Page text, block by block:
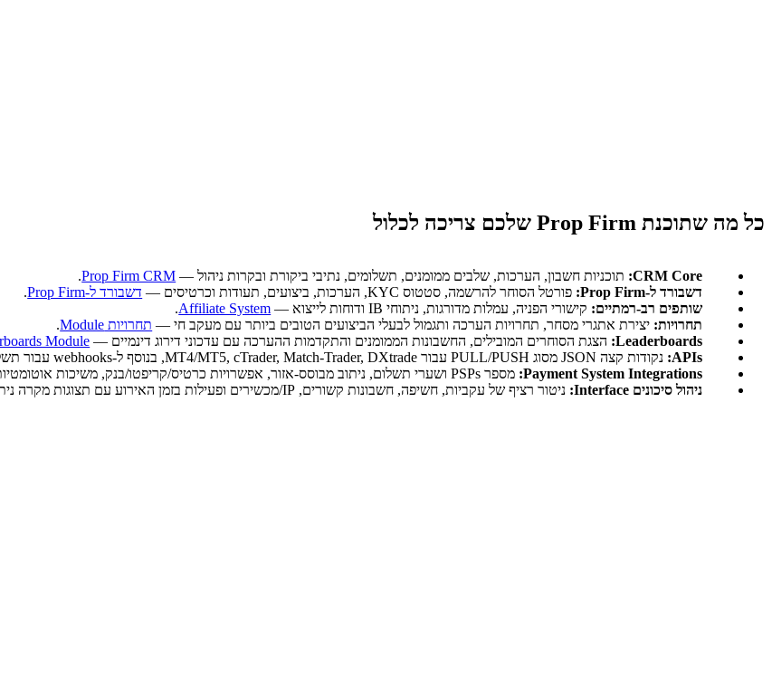
כל מה שתוכנת Prop Firm שלכם צריכה לכלול
CRM Core: תוכניות חשבון, הערכות, שלבים ממומנים, תשלומים, נתיבי ביקורת ובקרות ניהול — Prop Firm CRM
.
דשבורד ל-Prop Firm:
פורטל הסוחר להרשמה, סטטוס KYC, הערכות, ביצועים, תעודות וכרטיסים — דשבורד ל-Prop Firm
.
שותפים רב-רמתיים: קישורי הפניה, עמלות מדורגות, ניתוחי IB ודוחות לייצוא — Affiliate System
.
תחרויות: יצירת אתגרי מסחר, תחרויות הערכה ותגמול לבעלי הביצועים הטובים ביותר עם מעקב חי — תחרויות Module
.
Leaderboards:
הצגת הסוחרים המובילים, החשבונות הממומנים והתקדמות ההערכה עם עדכוני דירוג דינמיים — Module
APIs: נקודות קצה JSON מסוג PULL/PUSH עבור MT4/MT5, cTrader, Match-Trader, DXtrade, בנוסף ל-webhooks עבור תשלומים ואירועים —
Payment System Integrations: מספר PSPs ושערי תשלום, ניתוב מבוסס-אזור, אפשרויות כרטיס/קריפטו/בנק, משיכות אוטומטיות והתאמה חשבונאית המותאמות למודלים של prop firm —
ניהול סיכונים Interface:
ניטור רציף של עקביות, חשיפה, חשבונות קשורים, IP/מכשירים ופעילות בזמן האירוע עם תצוגות מקרה ניתנות לפעולה —